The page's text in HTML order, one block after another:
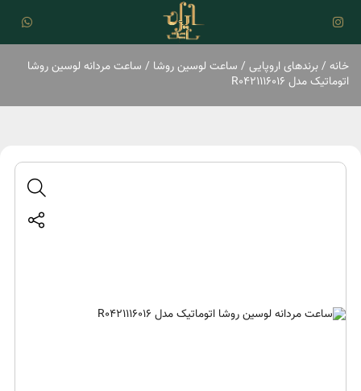
خانه /برند‌های اروپایی / ساعت لوسین روشا / ساعت مردانه لوسین روشا
اتوماتیک مدل R0421116016